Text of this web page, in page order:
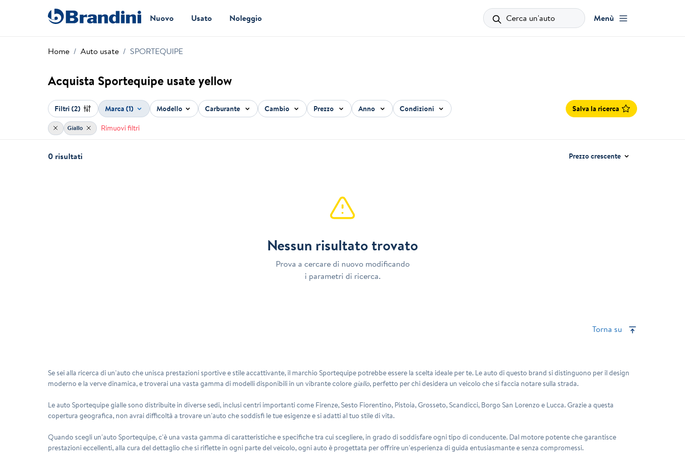
Nuovo Usato Noleggio Cerca un'auto Menù
Home Auto usate SPORTEQUIPE
Acquista Sportequipe usate yellow
Filtri(2) Marca (1) Modello Carburante Cambio Prezzo Anno Condizioni Salva la ricerca
Giallo Rimuovi filtri
0 risultati Prezzo crescente
Nessun risultato trovato
Prova a cercare di nuovo modificando
i parametri di ricerca.
Torna su
Se sei alla ricerca di un'auto che unisca prestazioni sportive e stile accattivante, il marchioSportequipe potrebbe essere la scelta ideale per te. Le auto di questo brand si distinguono per il design
moderno e la verve dinamica, e troverai una vasta gamma di modelli disponibili in un vibrante colore giallo, perfetto per chi desidera un veicolo che si faccia notare sulla strada.
Le autoSportequipegialle sono distribuite in diverse sedi, inclusi centri importanti come Firenze, Sesto Fiorentino, Pistoia, Grosseto, Scandicci, Borgo San Lorenzo e Lucca. Grazie a questa
copertura geografica, non avrai difficoltà a trovare un'auto che soddisfi le tue esigenze e si adatti al tuo stile di vita.
Quando scegli un'autoSportequipe, c'è una vasta gamma di caratteristiche e specifiche tra cui scegliere, in grado di soddisfare ogni tipo di conducente. Dal motore potente che garantisce
prestazioni eccellenti, alla cura del dettaglio che si riflette in ogni parte del veicolo, ogni auto è progettata per offrire un'esperienza di guida entusiasmante e senza compromessi.